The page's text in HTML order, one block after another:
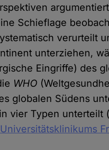
Schieflage
verurteilt
unterziehen,
Eingriffe) des
WHO
globalen Südens
vier Typen unterteilt